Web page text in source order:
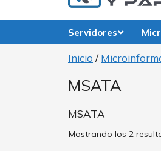
Servidores
Inicio /
MSATA
MSATA
Mostrando los 2